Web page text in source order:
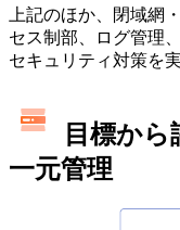
上記のほか、閉域網
セス制部、ログ管理
セキュリティ対策を
目標か
一元管理